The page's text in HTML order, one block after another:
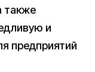
также
и
предприятий